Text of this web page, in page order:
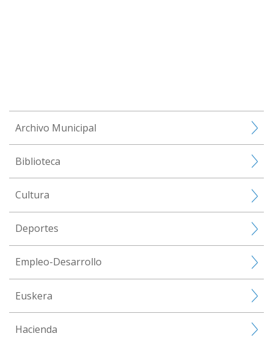
Archivo Municipal
Biblioteca
Cultura
Deportes
Empleo-Desarrollo
Euskera
Hacienda